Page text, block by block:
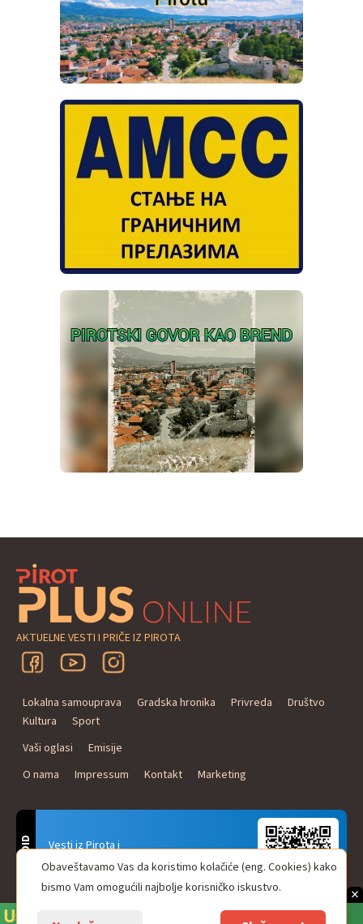
×
AKTUELNE VESTI I PRIČE IZ PIROTA
Lokalna samouprava Gradska hronika Privreda
Društvo
Kultura
Sport
Vaši oglasi
Emisije
O nama
Impressum Kontakt Marketing
Vesti iz Pirota i
Naxi Plus Radio
Uvek u Vašem džepu!
ANDROID Obaveštavamo Vas da koristimo kolačiće (eng. Cookies) kako
bismo Vam omogućili najbolje korisničko iskustvo.